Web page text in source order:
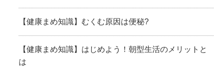
【健康まめ知識】むくむ原因は便秘?
【健康まめ知識】はじめよう！朝型生活のメリットと
は